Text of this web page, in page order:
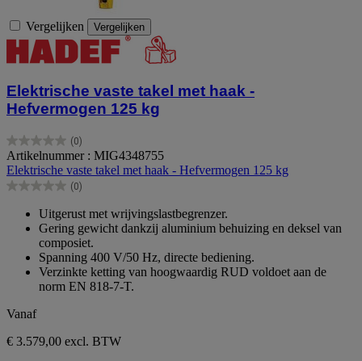
Vergelijken Vergelijken
Elektrische vaste takel met haak -
Hefvermogen 125 kg
(0)
0.0
van
de
5
Artikelnummer : MIG4348755
Elektrische vaste takel met haak - Hefvermogen 125 kg
(0)
0.0
sterren.
Uitgerust met wrijvingslastbegrenzer.
Gering gewicht dankzij aluminium behuizing en deksel van
composiet.
Spanning 400 V/50 Hz, directe bediening.
Verzinkte ketting van hoogwaardig RUD voldoet aan de
norm EN 818-7-T.
Vanaf
€ 3.579,00 excl. BTW